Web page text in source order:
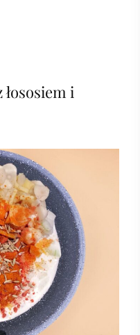
i